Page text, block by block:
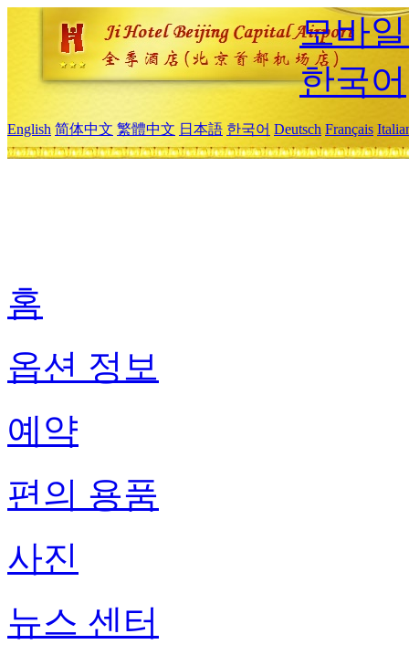
모바
한국어
English 简体中文 繁體中文 日本語 한국어 Deutsch Français
홈
옵션 정보
예약
편의 용품
사진
뉴스 센터